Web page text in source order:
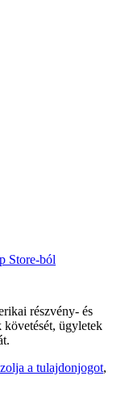
részvény- és
követését, ügyletek
a tulajdonjogot,